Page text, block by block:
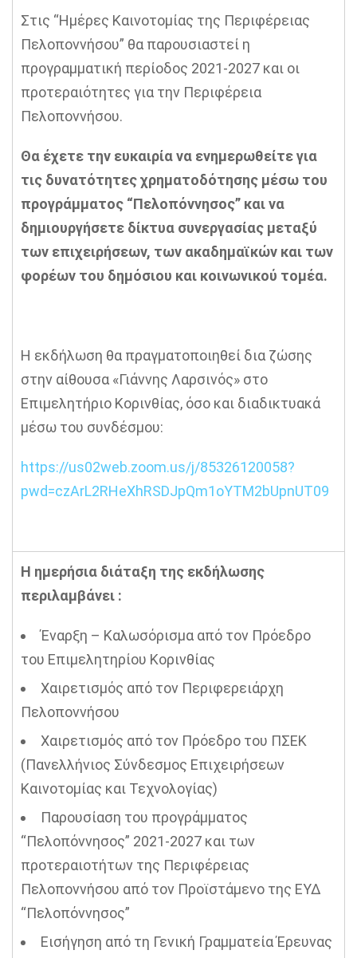
Στις “Ημέρες Καινοτομίας της Περιφέρειας
Πελοποννήσου” θα παρουσιαστεί η
προγραμματική περίοδος 2021-2027 και οι
προτεραιότητες για την Περιφέρεια
Πελοποννήσου.
Θα έχετε την ευκαιρία να ενημερωθείτε για
τις δυνατότητες χρηματοδότησης μέσω του
προγράμματος “Πελοπόννησος” και να
δημιουργήσετε δίκτυα συνεργασίας μεταξύ
των επιχειρήσεων, των ακαδημαϊκών και των
φορέων του δημόσιου και κοινωνικού τομέα.
Η εκδήλωση θα πραγματοποιηθεί δια ζώσης
στην αίθουσα «Γιάννης Λαρσινός» στο
Επιμελητήριο Κορινθίας, όσο και διαδικτυακά
μέσω του συνδέσμου:
https://us02web.zoom.us/j/85326120058?
pwd=czArL2RHeXhRSDJpQm1oYTM2bUpnUT09
Η ημερήσια διάταξη της εκδήλωσης
περιλαμβάνει :
Έναρξη – Καλωσόρισμα από τον Πρόεδρο
του Επιμελητηρίου Κορινθίας
Χαιρετισμός από τον Περιφερειάρχη
Πελοποννήσου
Χαιρετισμός από τον Πρόεδρο του ΠΣΕΚ
(Πανελλήνιος Σύνδεσμος Επιχειρήσεων
Καινοτομίας και Τεχνολογίας)
Παρουσίαση του προγράμματος
“Πελοπόννησος” 2021-2027 και των
προτεραιοτήτων της Περιφέρειας
Πελοποννήσου από τον Προϊστάμενο της ΕΥΔ
“Πελοπόννησος”
Εισήγηση από τη Γενική Γραμματεία Έρευνας